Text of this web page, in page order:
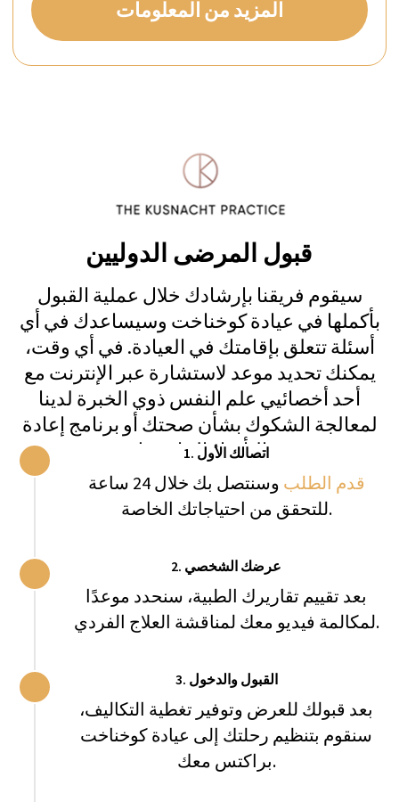
1. اتصالك الأول
قدم الطلب
وسنتصل بك خلال 24 ساعة
للتحقق من احتياجاتك الخاصة.
2. عرضك الشخصي
بعد تقييم تقاريرك الطبية، سنحدد موعدًا
لمكالمة فيديو معك لمناقشة العلاج الفردي.
3. القبول والدخول
بعد قبولك للعرض وتوفير تغطية التكاليف،
سنقوم بتنظيم رحلتك إلى عيادة كوخناخت
براكتس معك.
Private Villa Serena
المزيد من
احجز فيلا
Private Villa Acqua
احجز فيلا
المزيد من
المعلومات
المزيد من